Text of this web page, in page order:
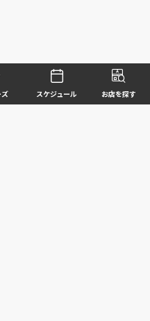
スケジュール お店を探す